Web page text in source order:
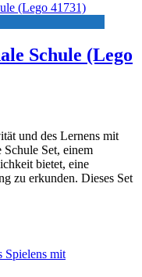
Schule (Lego
und des Lernens mit
Set, einem
bietet, eine
zu erkunden. Dieses Set